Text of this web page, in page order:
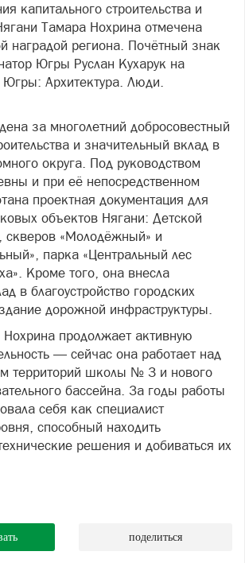
капитального строительства и
Тамара Нохрина отмечена
наградой региона. Почётный знак
Югры Руслан Кухарук на
Архитектура. Люди.
за многолетний добросовестный
и значительный вклад в
округа. Под руководством
и при её непосредственном
проектная документация для
объектов Нягани: Детской
скверов «Молодёжный» и
парка «Центральный лес
Кроме того, она внесла
в благоустройство городских
дорожной инфраструктуры.
продолжает активную
— сейчас она работает над
территорий школы № 3 и нового
бассейна. За годы работы
себя как специалист
способный находить
решения и добиваться их
поделиться